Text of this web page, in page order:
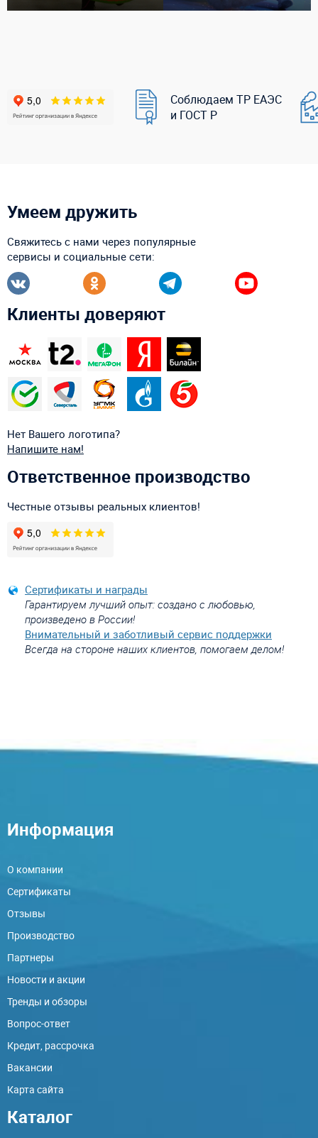
Соблюдаем ТР ЕАЭС
и ГОСТ Р
Умеем дружить
Свяжитесь с нами через популярные
сервисы и социальные сети:
Клиенты доверяют
Нет Вашего логотипа?
Напишите нам!
Ответственное производство
Честные отзывы реальных клиентов!
Сертификаты и награды
Гарантируем лучший опыт: создано с любовью,
произведено в России!
Внимательный и заботливый сервис поддержки
Всегда на стороне наших клиентов, помогаем делом!
Информация
О компании
Сертификаты
Отзывы
Производство
Партнеры
Новости и акции
Тренды и обзоры
Вопрос-ответ
Кредит, рассрочка
Вакансии
Карта сайта
Каталог